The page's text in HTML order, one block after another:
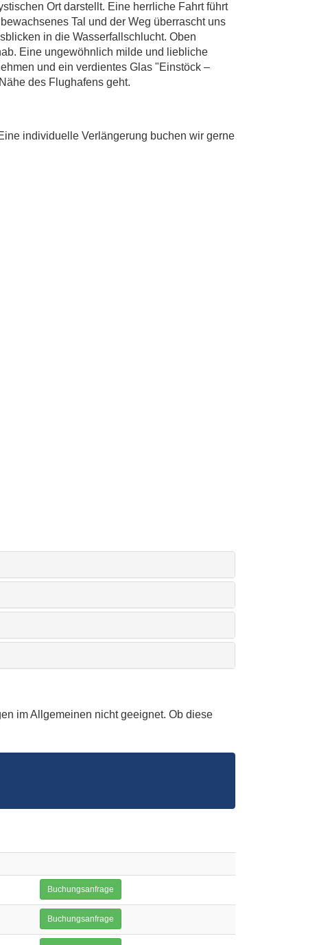
Ort darstellt. Eine herrliche Fahrt führt
Tal und der Weg überrascht uns
in die Wasserfallschlucht. Oben
Eine ungewöhnlich milde und liebliche
und ein verdientes Glas "Einstöck –
des Flughafens geht.
individuelle Verlängerung buchen wir gerne
im Allgemeinen nicht geeignet. Ob diese
Buchungsanfrage
Buchungsanfrage